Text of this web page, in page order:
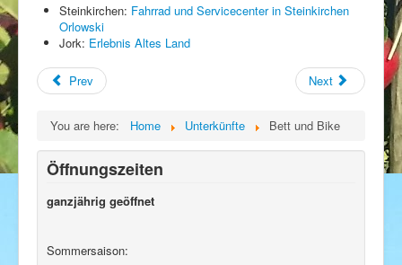
Steinkirchen: Fahrrad und Servicecenter in Steinkirchen
Orlowski
Jork: Erlebnis Altes Land
Prev Next
You are here: Home Unterkünfte Bett und Bike
Öffnungszeiten
ganzjährig geöffnet
Sommersaison: